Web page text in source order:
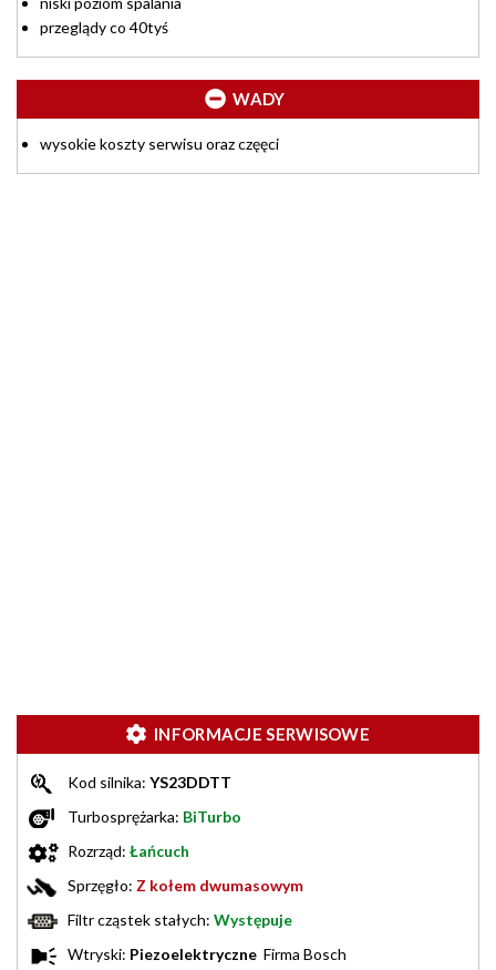
przeglądy co 40tyś
WADY
wysokie koszty serwisu oraz częęci
INFORMACJE SERWISOWE
Kod silnika: YS23DDTT
Turbosprężarka: BiTurbo
Rozrząd: Łańcuch
Sprzęgło: Z kołem dwumasowym
Filtr cząstek stałych: Występuje
Wtryski: Piezoelektryczne Firma Bosch